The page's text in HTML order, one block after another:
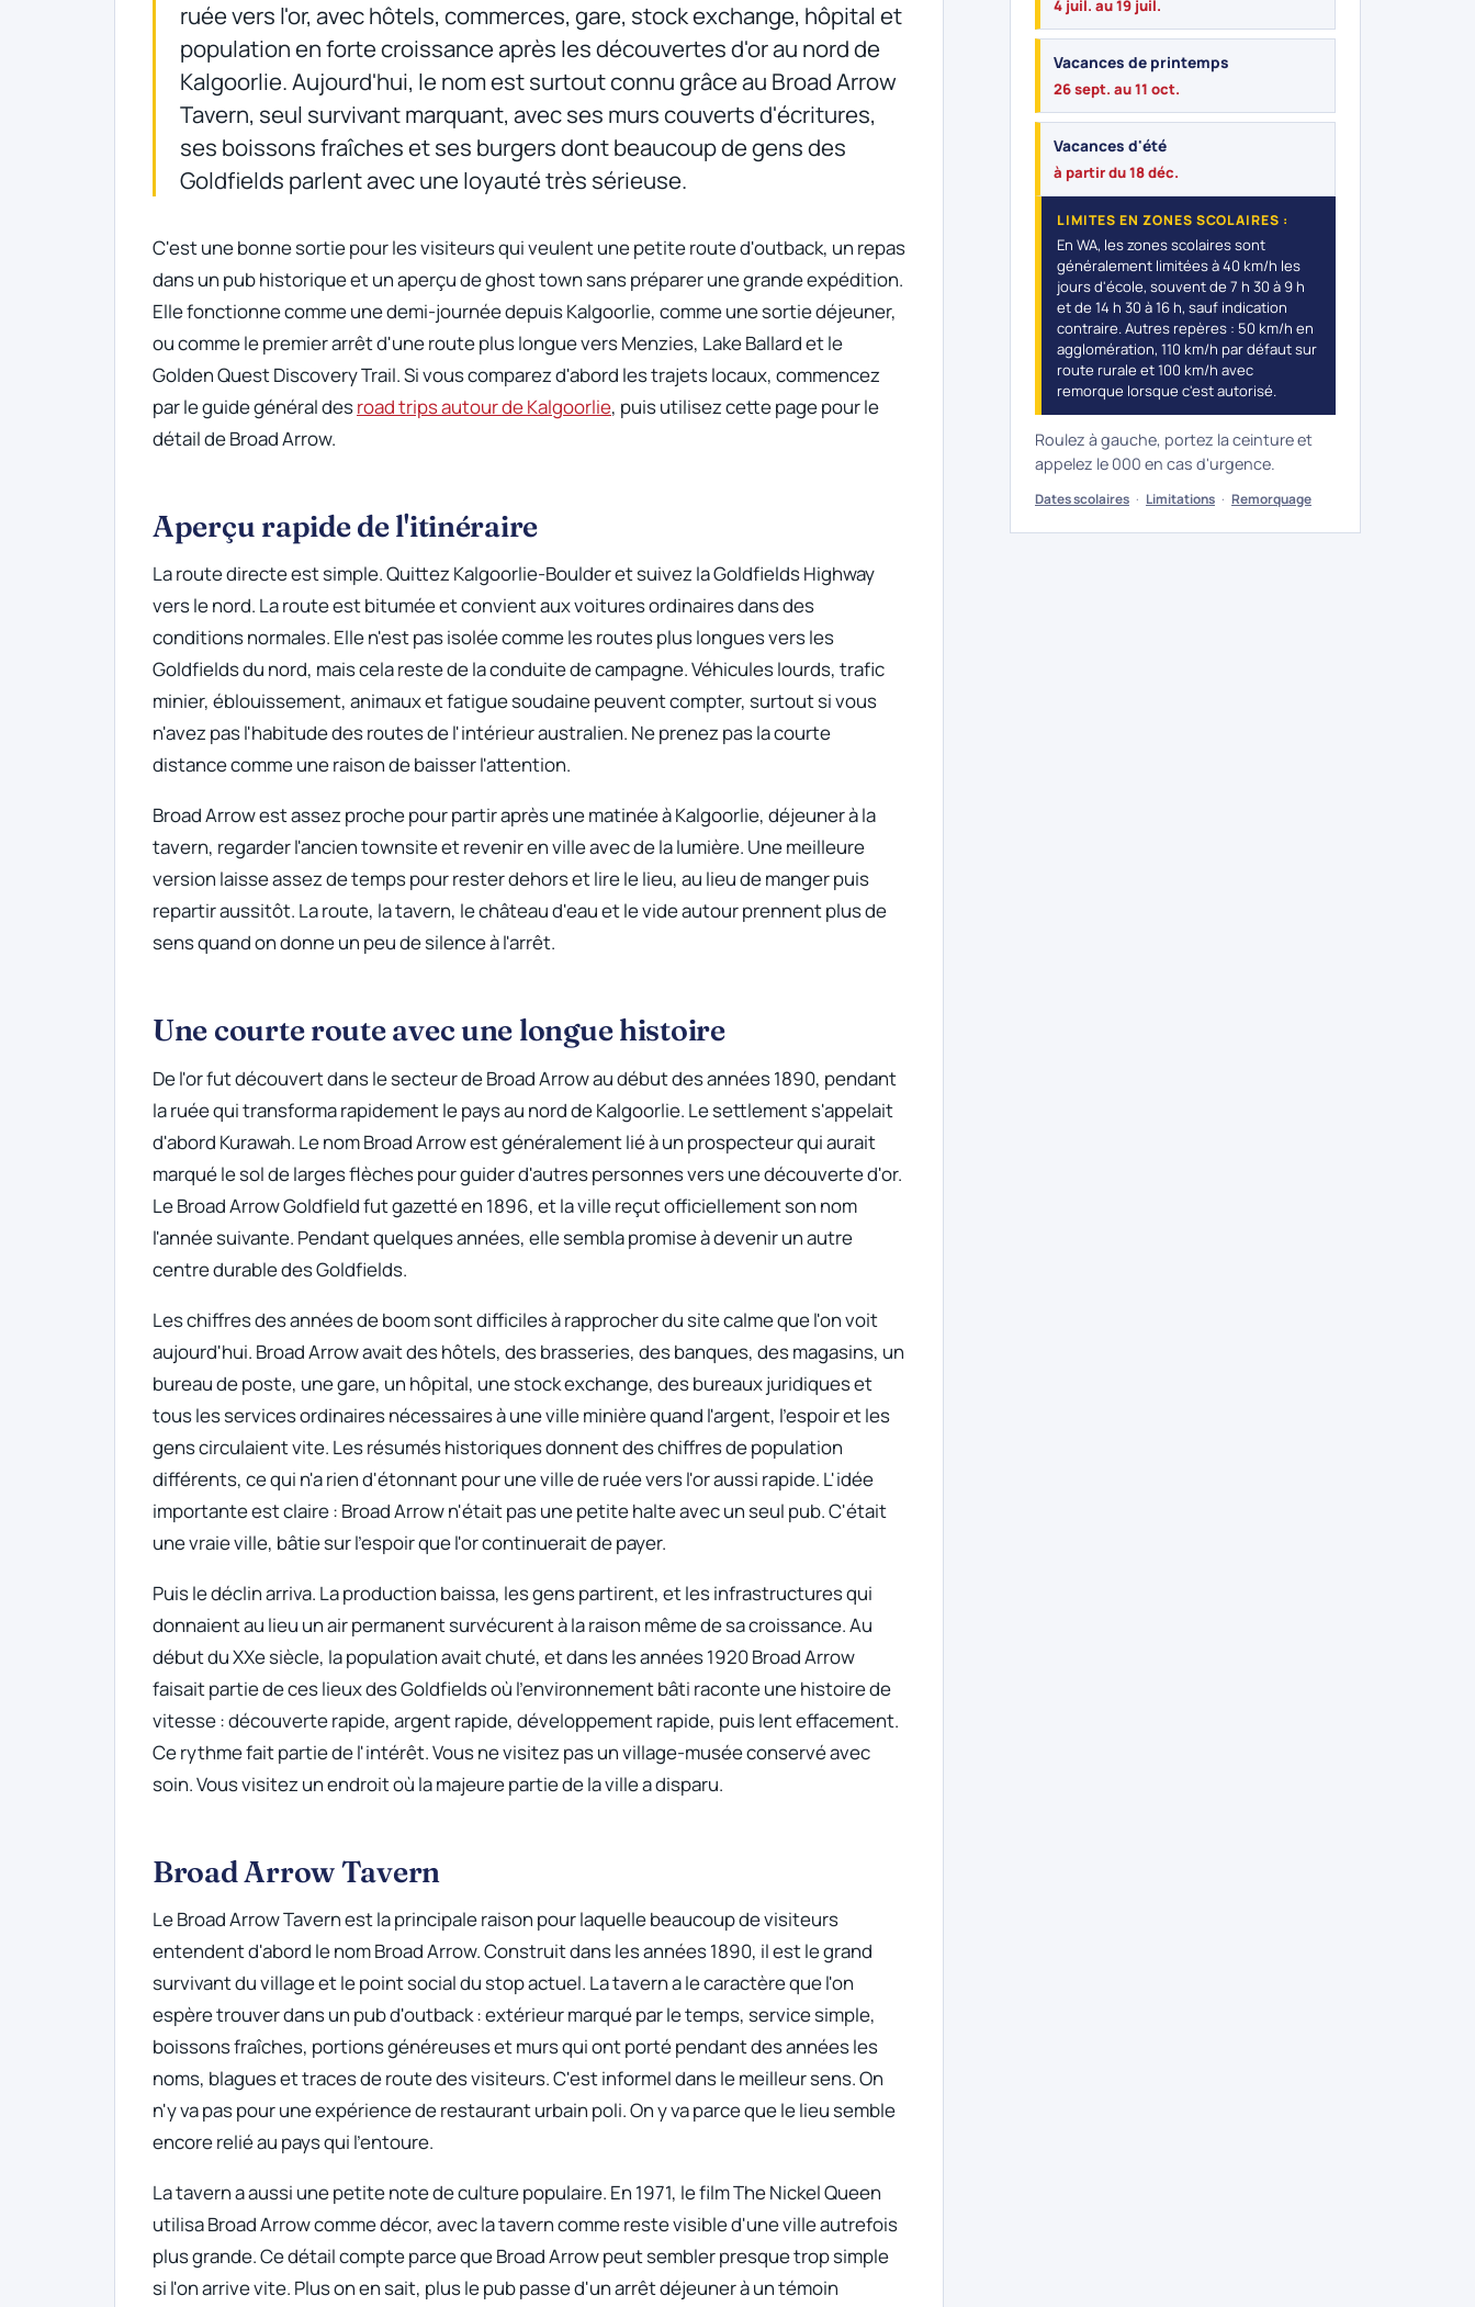
ruée vers l'or, avec hôtels, commerces, gare, stock exchange, hôpital et
population en forte croissance après les découvertes d'or au nord de
Kalgoorlie. Aujourd'hui, le nom est surtout connu grâce au Broad Arrow
Tavern, seul survivant marquant, avec ses murs couverts d'écritures,
ses boissons fraîches et ses burgers dont beaucoup de gens des
Goldfields parlent avec une loyauté très sérieuse.
C'est une bonne sortie pour les visiteurs qui veulent une petite route d'outback, un repas
dans un pub historique et un aperçu de ghost town sans préparer une grande expédition.
Elle fonctionne comme une demi-journée depuis Kalgoorlie, comme une sortie déjeuner,
ou comme le premier arrêt d'une route plus longue vers Menzies, Lake Ballard et le
Golden Quest Discovery Trail. Si vous comparez d'abord les trajets locaux, commencez
par le guide général desroad trips autour de Kalgoorlie, puis utilisez cette page pour le
détail de Broad Arrow.
Aperçu rapide de l'itinéraire
La route directe est simple. Quittez Kalgoorlie-Boulder et suivez la Goldfields Highway
vers le nord. La route est bitumée et convient aux voitures ordinaires dans des
conditions normales. Elle n'est pas isolée comme les routes plus longues vers les
Goldfields du nord, mais cela reste de la conduite de campagne. Véhicules lourds, trafic
minier, éblouissement, animaux et fatigue soudaine peuvent compter, surtout si vous
n'avez pas l'habitude des routes de l'intérieur australien. Ne prenez pas la courte
distance comme une raison de baisser l'attention.
Broad Arrow est assez proche pour partir après une matinée à Kalgoorlie, déjeuner à la
tavern, regarder l'ancien townsite et revenir en ville avec de la lumière. Une meilleure
version laisse assez de temps pour rester dehors et lire le lieu, au lieu de manger puis
repartir aussitôt. La route, la tavern, le château d'eau et le vide autour prennent plus de
sens quand on donne un peu de silence à l'arrêt.
Une courte route avec une longue histoire
De l'or fut découvert dans le secteur de Broad Arrow au début des années 1890, pendant
la ruée qui transforma rapidement le pays au nord de Kalgoorlie. Le settlement s'appelait
d'abord Kurawah. Le nom Broad Arrow est généralement lié à un prospecteur qui aurait
marqué le sol de larges flèches pour guider d'autres personnes vers une découverte d'or.
Le Broad Arrow Goldfield fut gazetté en 1896, et la ville reçut officiellement son nom
l'année suivante. Pendant quelques années, elle sembla promise à devenir un autre
centre durable des Goldfields.
Les chiffres des années de boom sont difficiles à rapprocher du site calme que l'on voit
aujourd'hui. Broad Arrow avait des hôtels, des brasseries, des banques, des magasins, un
bureau de poste, une gare, un hôpital, une stock exchange, des bureaux juridiques et
tous les services ordinaires nécessaires à une ville minière quand l'argent, l'espoir et les
gens circulaient vite. Les résumés historiques donnent des chiffres de population
différents, ce qui n'a rien d'étonnant pour une ville de ruée vers l'or aussi rapide. L'idée
importante est claire : Broad Arrow n'était pas une petite halte avec un seul pub. C'était
une vraie ville, bâtie sur l'espoir que l'or continuerait de payer.
Puis le déclin arriva. La production baissa, les gens partirent, et les infrastructures qui
donnaient au lieu un air permanent survécurent à la raison même de sa croissance. Au
début du XXe siècle, la population avait chuté, et dans les années 1920 Broad Arrow
faisait partie de ces lieux des Goldfields où l'environnement bâti raconte une histoire de
vitesse : découverte rapide, argent rapide, développement rapide, puis lent effacement.
Ce rythme fait partie de l'intérêt. Vous ne visitez pas un village-musée conservé avec
soin. Vous visitez un endroit où la majeure partie de la ville a disparu.
Broad Arrow Tavern
Le Broad Arrow Tavern est la principale raison pour laquelle beaucoup de visiteurs
entendent d'abord le nom Broad Arrow. Construit dans les années 1890, il est le grand
survivant du village et le point social du stop actuel. La tavern a le caractère que l'on
espère trouver dans un pub d'outback : extérieur marqué par le temps, service simple,
boissons fraîches, portions généreuses et murs qui ont porté pendant des années les
noms, blagues et traces de route des visiteurs. C'est informel dans le meilleur sens. On
n'y va pas pour une expérience de restaurant urbain poli. On y va parce que le lieu semble
encore relié au pays qui l'entoure.
La tavern a aussi une petite note de culture populaire. En 1971, le filmThe Nickel Queen
utilisa Broad Arrow comme décor, avec la tavern comme reste visible d'une ville autrefois
plus grande. Ce détail compte parce que Broad Arrow peut sembler presque trop simple
si l'on arrive vite. Plus on en sait, plus le pub passe d'un arrêt déjeuner à un témoin
4 juil. au 19 juil.
Vacances de printemps
26 sept. au 11 oct.
Vacances d'été
à partir du 18 déc.
LIMITES EN ZONES SCOLAIRES :
En WA, les zones scolaires sont
généralement limitées à 40 km/h les
jours d'école, souvent de 7 h 30 à 9 h
et de 14 h 30 à 16 h, sauf indication
contraire. Autres repères : 50 km/h en
agglomération, 110 km/h par défaut sur
route rurale et 100 km/h avec
remorque lorsque c'est autorisé.
Roulez à gauche, portez la ceinture et
appelez le 000 en cas d'urgence.
Dates scolaires · Limitations · Remorquage